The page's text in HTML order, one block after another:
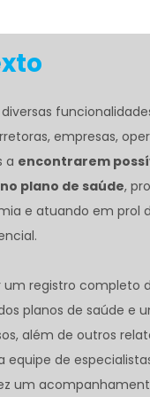
empresas,
a encontrarem
plano de saúde,
e atuando em prol
um registro completo
planos de saúde e
além de outros
equipe de
um